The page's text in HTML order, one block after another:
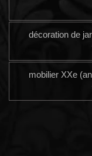
décoration de
mobilier XXe